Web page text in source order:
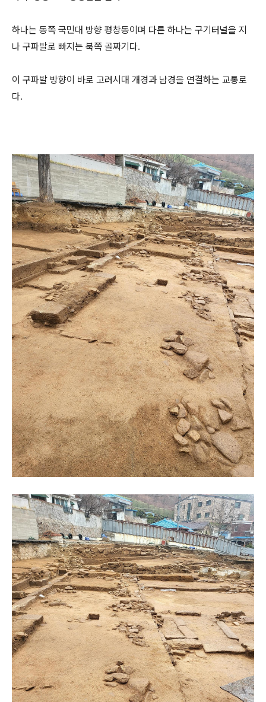
하나는 동쪽 국민대 방향 평창동이며 다른 하나는 구기터널을 지
나 구파발로 빠지는 북쪽 골짜기다.
이 구파발 방향이 바로 고려시대 개경과 남경을 연결하는 교통로
다.